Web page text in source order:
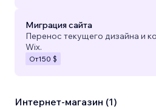
Миграция сайта
Перенос текущего дизайна и
Wix.
От150 $
Интернет-магазин (1)